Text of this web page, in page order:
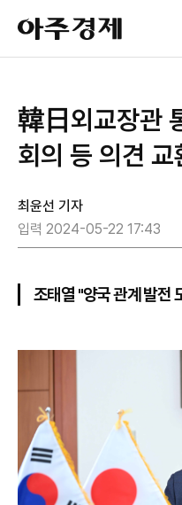
아
주
경
韓日외교장관
회의 등 의견 교
최윤선 기자
입력 2024-05-22 17:43
조태열 "양국 관계 발전